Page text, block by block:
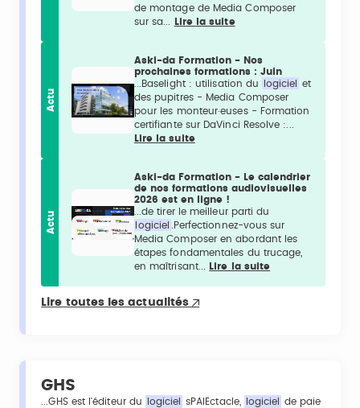
de montage de Media Composer
sur sa...
Lire la suite
Actu
Aski-da Formation - Nos
prochaines formations : Juin
...Baselight : utilisation du
logiciel
et
des pupitres - Media Composer
pour les monteur·euses - Formation
certifiante sur DaVinci Resolve :...
Lire la suite
Actu
Aski-da Formation - Le calendrier
de nos formations audiovisuelles
2026 est en ligne !
...de tirer le meilleur parti du
logiciel
.Perfectionnez-vous sur
Media Composer en abordant les
étapes fondamentales du trucage,
en maîtrisant...
Lire la suite
Lire toutes les actualités
GHS
...GHS est l'éditeur du logiciel sPAIEctacle, logiciel
de paie